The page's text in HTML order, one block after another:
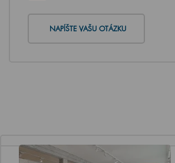
NAPÍŠTE VAŠU OTÁZKU